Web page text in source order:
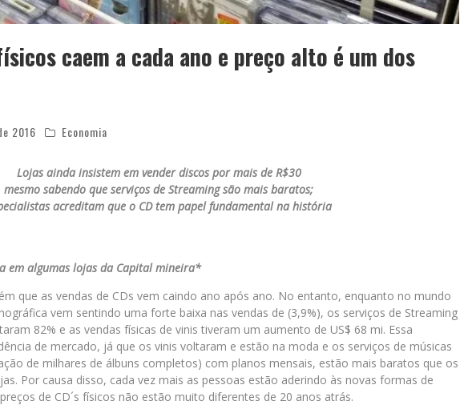
caem a cada ano e preço alto é um dos
2016 Economia
Lojas ainda insistem em vender discos por mais de R$30
mesmo sabendo que serviços de Streaming são mais baratos;
acreditam que o CD tem papel fundamental na história
em algumas lojas da Capital mineira*
que as vendas de CDs vem caindo ano após ano. No entanto, enquanto no mundo
vem sentindo uma forte baixa nas vendas de (3,9%), os serviços de Streaming
82% e as vendas físicas de vinis tiveram um aumento de US$ 68 mi. Essa
de mercado, já que os vinis voltaram e estão na moda e os serviços de músicas
de milhares de álbuns completos) com planos mensais, estão mais baratos que os
Por causa disso, cada vez mais as pessoas estão aderindo às novas formas de
de CD´s físicos não estão muito diferentes de 20 anos atrás.